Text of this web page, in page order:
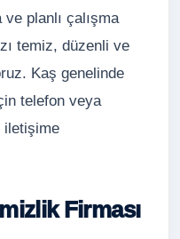
planlı çalışma
temiz, düzenli ve
Kaş genelinde
telefon veya
iletişime
Firması